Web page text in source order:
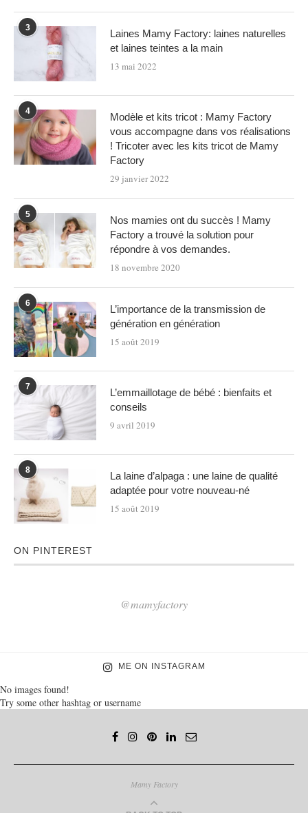
3
Laines Mamy Factory: laines naturelles
et laines teintes a la main
13 mai 2022
4
Modèle et kits tricot : Mamy Factory
vous accompagne dans vos réalisations
! Tricoter avec les kits tricot de Mamy
Factory
29 janvier 2022
5
Nos mamies ont du succès ! Mamy
Factory a trouvé la solution pour
répondre à vos demandes.
18 novembre 2020
6
L’importance de la transmission de
génération en génération
15 août 2019
7
L’emmaillotage de bébé : bienfaits et
conseils
9 avril 2019
8
La laine d’alpaga : une laine de qualité
adaptée pour votre nouveau-né
15 août 2019
ON PINTEREST
@mamyfactory
ME ON INSTAGRAM
No images found!
Try some other hashtag or username
Mamy Factory